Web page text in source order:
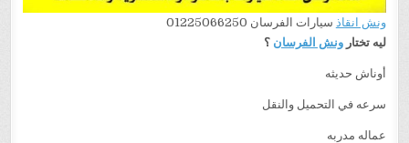
ونش انقاذ سيارات الفرسان 01225066250
ليه تختارونش الفرسان ؟
أوناش حديثه
سرعه في التحميل والنقل
عماله مدربه